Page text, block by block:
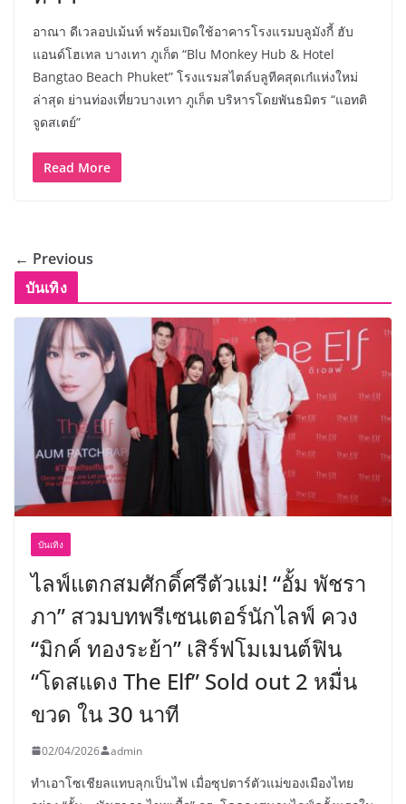
อาณา ดีเวลอปเม้นท์ พร้อมเปิดใช้อาคารโรงแรมบลูมังกี้ ฮับ
แอนด์โฮเทล บางเทา ภูเก็ต “Blu Monkey Hub & Hotel
Bangtao Beach Phuket” โรงแรมสไตล์บลูทีคสุดเก๋แห่งใหม่
ล่าสุด ย่านท่องเที่ยวบางเทา ภูเก็ต บริหารโดยพันธมิตร “แอทติ
จูดสเตย์”
Read More
← Previous
บันเทิง
บันเทิง
ไลฟ์แตกสมศักดิ์ศรีตัวแม่! “อั้ม พัชรา
ภา” สวมบทพรีเซนเตอร์นักไลฟ์ ควง
“มิกค์ ทองระย้า” เสิร์ฟโมเมนต์ฟิน
“โดสแดง The Elf” Sold out 2 หมื่น
ขวด ใน 30 นาที
02/04/2026 admin
ทำเอาโซเชียลแทบลุกเป็นไฟ เมื่อซุปตาร์ตัวแม่ของเมืองไทย